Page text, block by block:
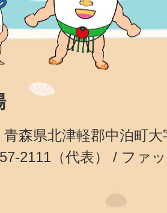
森県北津軽郡中泊町大
2111（代表） / ファ